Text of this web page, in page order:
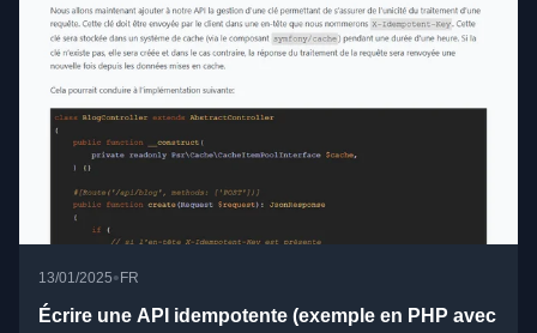
13/01/2025• FR
Écrire une API idempotente (exemple en PHP avec